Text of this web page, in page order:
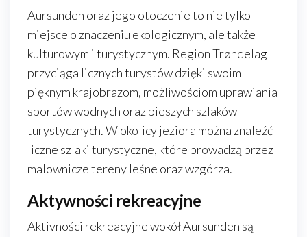
Aursunden oraz jego otoczenie to nie tylko
miejsce o znaczeniu ekologicznym, ale także
kulturowym i turystycznym. Region Trøndelag
przyciąga licznych turystów dzięki swoim
pięknym krajobrazom, możliwościom uprawiania
sportów wodnych oraz pieszych szlaków
turystycznych. W okolicy jeziora można znaleźć
liczne szlaki turystyczne, które prowadzą przez
malownicze tereny leśne oraz wzgórza.
Aktywności rekreacyjne
Aktivności rekreacyjne wokół Aursunden są